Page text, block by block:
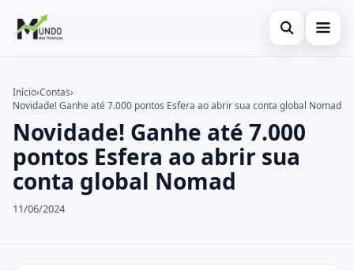
Abrir busca
Economia
Finanças
Buscar no site
Buscar por:
Pressione Enter para buscar ou ESC para fechar.
Início›Contas›
Novidade! Ganhe até 7.000 pontos Esfera ao abrir sua conta global Nomad
Novidade! Ganhe até 7.000
pontos Esfera ao abrir sua
conta global Nomad
11/06/2024